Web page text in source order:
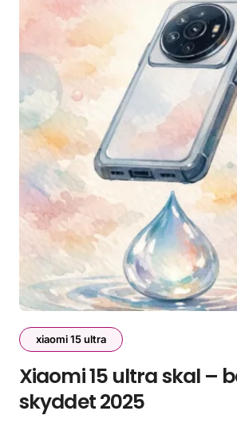
xiaomi 15 ultra
Xiaomi 15 ultra skal –
skyddet 2025